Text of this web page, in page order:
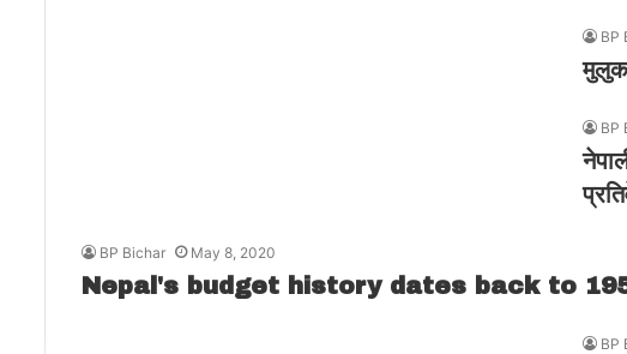
BP
मुलुक
BP
BP Bichar May 8, 2020
Nepal's budget history dates back to
BP